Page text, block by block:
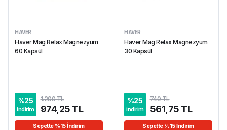
HAVER
Haver Mag Relax Magnezyum
60 Kapsül
%25
indirim
1.299 TL
974,25 TL
Sepette %15 İndirim
HAVER
Haver Mag Relax Magnezyum
30 Kapsül
%25
indirim
749 TL
561,75 TL
Sepette %15 İndirim